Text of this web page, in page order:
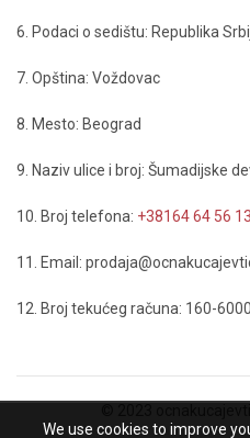
6. Podaci o sedištu: Republika
7. Opština: Voždovac
8. Mesto: Beograd
9. Naziv ulice i broj: Šumadijske
10. Broj telefona: +38164 64 56
11. Email:
12. Broj tekućeg računa: 160-
We use cookies to improve